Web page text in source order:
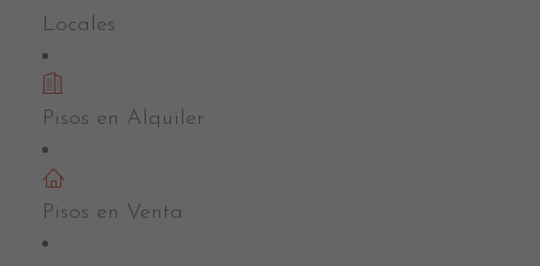
Locales
Pisos en Alquiler
Pisos en Venta